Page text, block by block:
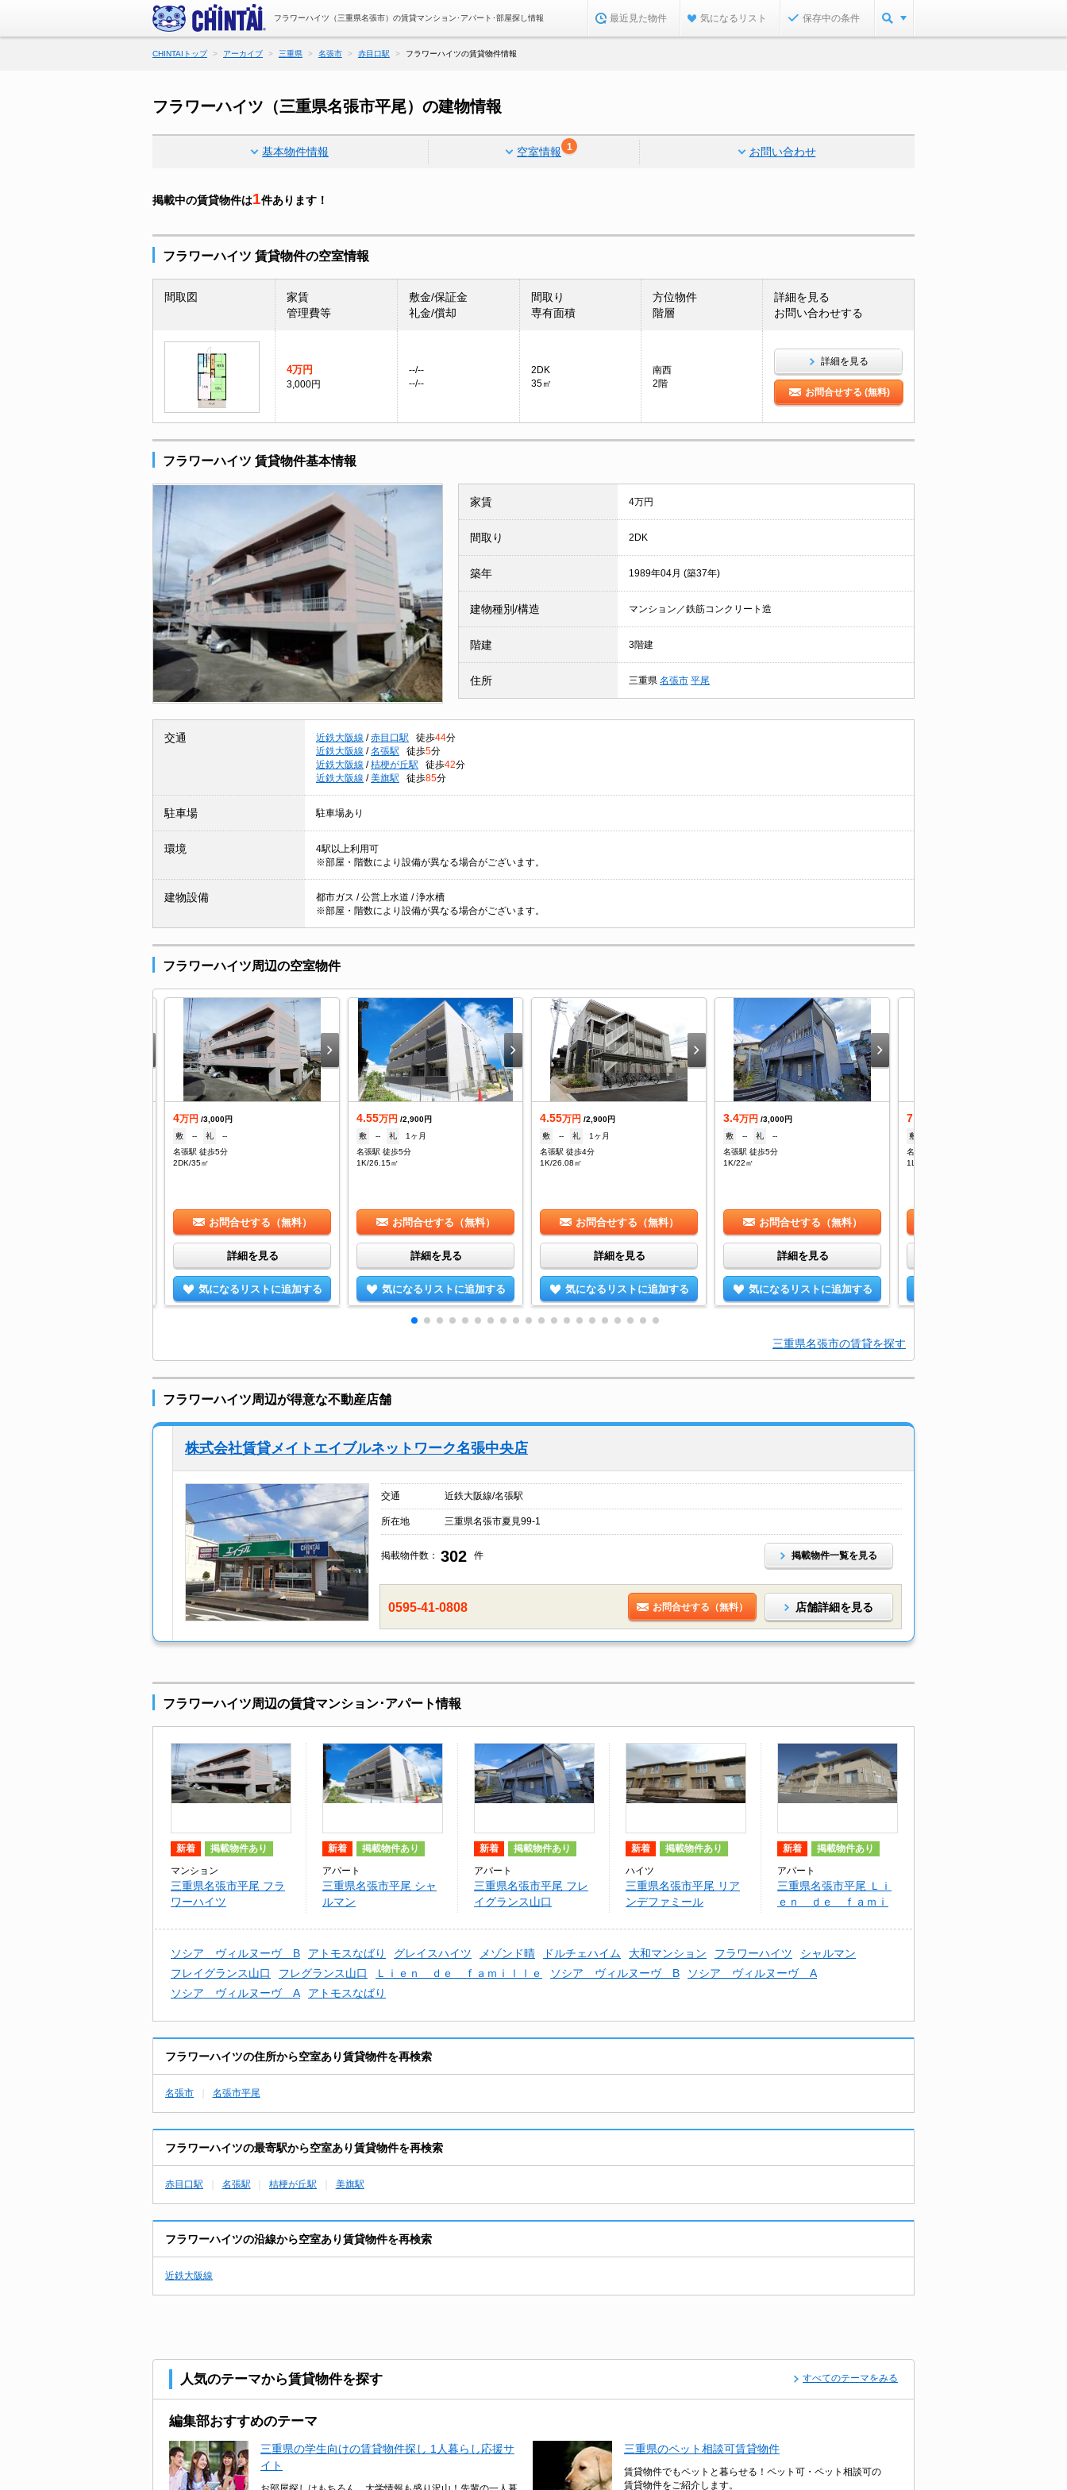
フラワーハイツ（三重県名張市）の賃貸マンション･アパート･部屋探し情報 最近見た物件 気になるリスト 保存中の条件
CHINTAIトップ アーカイブ 三重県 名張市 赤目口駅 フラワーハイツの賃貸物件情報
フラワーハイツ（三重県名張市平尾）の建物情報
基本物件情報 空室情報 1 お問い合わせ
掲載中の賃貸物件は1件あります！
フラワーハイツ 賃貸物件の空室情報
間取図
家賃
管理費等
敷金/保証金
礼金/償却
間取り
専有面積
方位物件
階層
詳細を見る
お問い合わせする
4万円
3,000円
--/--
--/--
2DK
35㎡
南西
2階
詳細を見る
お問合せする (無料)
フラワーハイツ 賃貸物件基本情報
家賃 4万円
間取り 2DK
築年 1989年04月 (築37年)
建物種別/構造 マンション／鉄筋コンクリート造
階建 3階建
住所 三重県 名張市 平尾
交通 近鉄大阪線 / 赤目口駅 徒歩44分
近鉄大阪線 / 名張駅 徒歩5分
近鉄大阪線 / 桔梗が丘駅 徒歩42分
近鉄大阪線 / 美旗駅 徒歩85分
駐車場 駐車場あり
環境
4駅以上利用可
※部屋・階数により設備が異なる場合がございます。
建物設備
都市ガス / 公営上水道 / 浄水槽
※部屋・階数により設備が異なる場合がございます。
フラワーハイツ周辺の空室物件
4万円 /3,000円
敷
-- 礼
--
名張駅 徒歩5分
2DK/35㎡
お問合せする（無料）
詳細を見る
気になるリストに追加する
4.55万円 /2,900円
敷
-- 礼
1ヶ月
名張駅 徒歩5分
1K/26.15㎡
お問合せする（無料）
詳細を見る
気になるリストに追加する
4.55万円 /2,900円
敷
-- 礼
1ヶ月
名張駅 徒歩4分
1K/26.08㎡
お問合せする（無料）
詳細を見る
気になるリストに追加する
3.4万円 /3,000円
敷
-- 礼
--
名張駅 徒歩5分
1K/22㎡
お問合せする（無料）
詳細を見る
気になるリストに追加する
7.2
敷
名張駅 徒歩5分
1LDK/53.39㎡
三重県名張市の賃貸を探す
フラワーハイツ周辺が得意な不動産店舗
株式会社賃貸メイトエイブルネットワーク名張中央店
交通 近鉄大阪線/名張駅
所在地 三重県名張市夏見99-1
掲載物件数： 302 件 掲載物件一覧を見る
0595-41-0808 お問合せする（無料） 店舗詳細を見る
フラワーハイツ周辺の賃貸マンション･アパート情報
新着 掲載物件あり
マンション
三重県名張市平尾 フラ
ワーハイツ
新着 掲載物件あり
アパート
三重県名張市平尾 シャ
ルマン
新着 掲載物件あり
アパート
三重県名張市平尾 フレ
イグランス山口
新着 掲載物件あり
ハイツ
三重県名張市平尾 リア
ンデファミール
新着 掲載物件あり
アパート
三重県名張市平尾 Ｌｉ
ｅｎ ｄｅ ｆａｍｉ
ソシア ヴィルヌーヴ B アトモスなばり グレイスハイツ メゾンド晴 ドルチェハイム 大和マンション フラワーハイツ
シャルマン
フレイグランス山口
フレグランス山口 Ｌｉｅｎ ｄｅ ｆａｍｉｌｌｅ ソシア ヴィルヌーヴ B
ソシア ヴィルヌーヴ A
ソシア ヴィルヌーヴ A
アトモスなばり
フラワーハイツの住所から空室あり賃貸物件を再検索
名張市 名張市平尾
フラワーハイツの最寄駅から空室あり賃貸物件を再検索
赤目口駅 名張駅 桔梗が丘駅 美旗駅
フラワーハイツの沿線から空室あり賃貸物件を再検索
近鉄大阪線
人気のテーマから賃貸物件を探す すべてのテーマをみる
編集部おすすめのテーマ
三重県の学生向けの賃貸物件探し 1人暮らし応援サ
イト
三重県のペット相談可賃貸物件
賃貸物件でもペットと暮らせる！ペット可・ペット相談可の
賃貸物件をご紹介します。